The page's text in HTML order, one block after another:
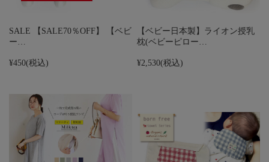
SALE 【SALE70％OFF】 【ベビ
ー…
¥450(税込)
【ベビー日本製】ライオン授乳
枕(ベビーピロー…
¥2,530(税込)